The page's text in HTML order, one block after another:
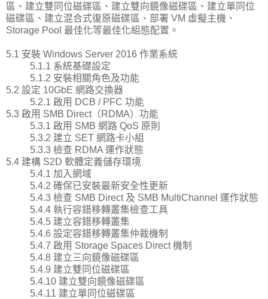
區、建立雙同位磁碟區、建立雙向鏡像磁碟區、建立單同位
磁碟區、建立混合式復原磁碟區、部署 VM 虛擬主機、
Storage Pool 最佳化等最佳化組態配置。
5.1 安裝 Windows Server 2016 作業系統
5.1.1 系統基礎設定
5.1.2 安裝相關角色及功能
5.2 設定 10GbE 網路交換器
5.2.1 啟用 DCB / PFC 功能
5.3 啟用 SMB Direct（RDMA）功能
5.3.1 啟用 SMB 網路 QoS 原則
5.3.2 建立 SET 網路卡小組
5.3.3 檢查 RDMA 運作狀態
5.4 建構 S2D 軟體定義儲存環境
5.4.1 加入網域
5.4.2 確保已安裝最新安全性更新
5.4.3 檢查 SMB Direct 及 SMB MultiChannel 運作狀態
5.4.4 執行容錯移轉叢集檢查工具
5.4.5 建立容錯移轉叢集
5.4.6 設定容錯移轉叢集仲裁機制
5.4.7 啟用 Storage Spaces Direct 機制
5.4.8 建立三向鏡像磁碟區
5.4.9 建立雙同位磁碟區
5.4.10 建立雙向鏡像磁碟區
5.4.11 建立單同位磁碟區